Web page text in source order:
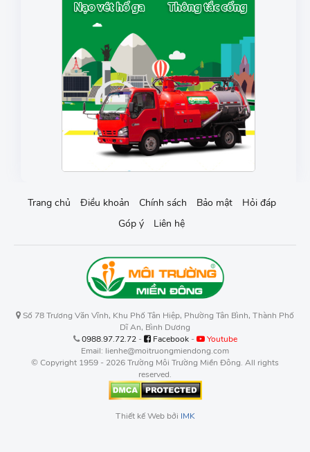
Trang chủ Điều khoản Chính sách Bảo mật
Hỏi đáp
Góp ý
Liên hệ
Số 78 Trương Văn Vĩnh, Khu Phố Tân Hiệp, Phường Tân Bình, Thành Phố
Dĩ An, Bình Dương
0988.97.72.72- Facebook-
Youtube
Email: lienhe@moitruongmiendong.com
© Copyright 1959 - 2026 Trường Môi Trường Miền Đông. All rights
reserved.
Thiết kế Web bởi IMK